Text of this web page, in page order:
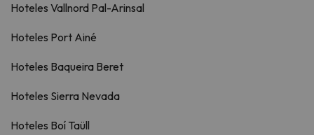
Hoteles Vallnord Pal-Arinsal
Hoteles Port Ainé
Hoteles Baqueira Beret
Hoteles Sierra Nevada
Hoteles Boí Taüll